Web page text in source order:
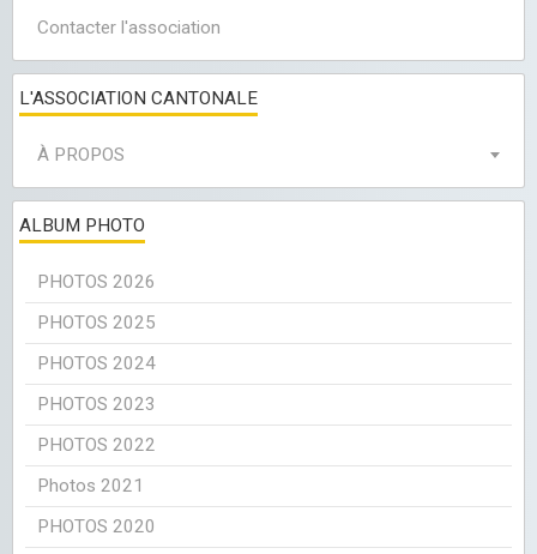
Contacter l'association
L'ASSOCIATION CANTONALE
À PROPOS
ALBUM PHOTO
PHOTOS 2026
PHOTOS 2025
PHOTOS 2024
PHOTOS 2023
PHOTOS 2022
Photos 2021
PHOTOS 2020